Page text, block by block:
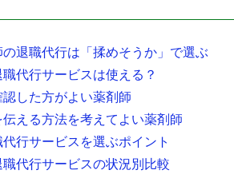
退職代行は「揉めそうか」で選ぶ
代行サービスは使える？
した方がよい薬剤師
える方法を考えてよい薬剤師
行サービスを選ぶポイント
代行サービスの状況別比較